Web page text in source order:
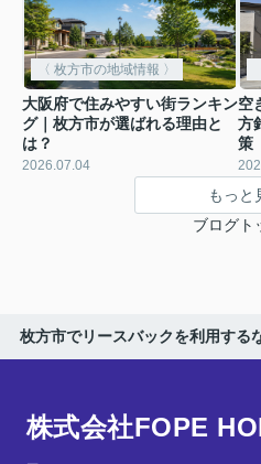
〈 枚方市の地域情報 〉
大阪府で住みやすい街ランキン
グ｜枚方市が選ばれる理由と
は？
2026.07.04
空
方
策
もっと
ブログト
枚方市でリースバックを利用する
株式会社FOPE